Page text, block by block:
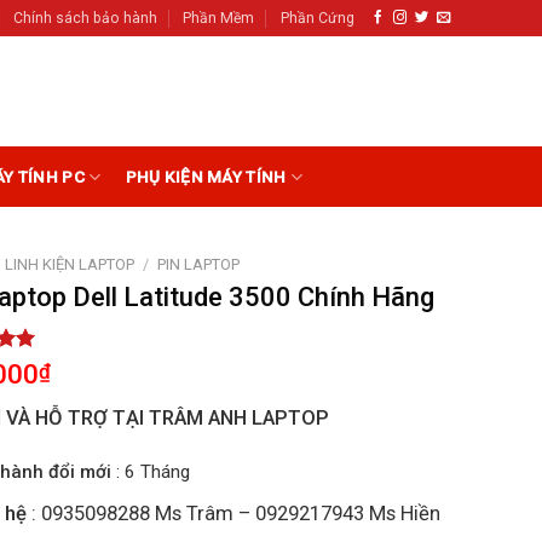
Chính sách bảo hành Phần Mềm Phần Cứng
TÍNH PC PHỤ KIỆN MÁY TÍNH
LINH KIỆN LAPTOP / PIN LAPTOP
Dell Latitude 3500 Chính Hãng
₫
VÀ HỖ TRỢ TẠI TRÂM ANH LAPTOP
đổi mới : 6 Tháng
hệ: 0935098288 Ms Trâm – 0929217943 Ms Hiền